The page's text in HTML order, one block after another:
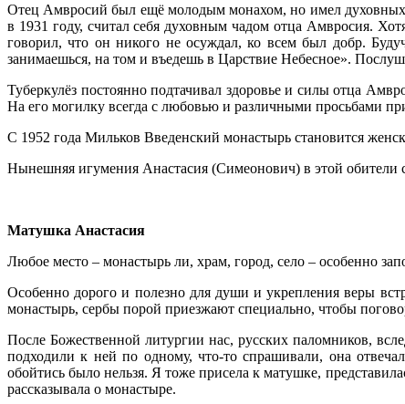
Отец Амвросий был ещё молодым монахом, но имел
в 1931 году, считал себя духовным чадом отца Амвросия.
говорил, что он никого не осуждал, ко всем был добр.
занимаешься, на том и въедешь в Царствие Небесное».
Туберкулёз постоянно подтачивал здоровье и силы отца
На его могилку всегда с любовью и различными просьбами
С 1952 года Мильков Введенский монастырь становится
Нынешняя игумения Анастасия (Симеонович) в этой обители
Матушка Анастасия
Любое место – монастырь ли, храм, город, село – особенно
Особенно дорого и полезно для души и укрепления веры
монастырь, сербы порой приезжают специально, чтобы
После Божественной литургии нас, русских паломников,
подходили к ней по одному, что-то спрашивали, она
обойтись было нельзя. Я тоже присела к матушке,
рассказывала о монастыре.